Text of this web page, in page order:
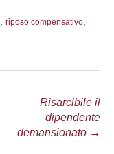
riposo compensativo
Risarcibile il
dipendente
demansionato →